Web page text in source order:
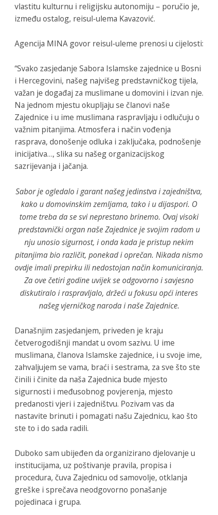
vlastitu kulturnu i religijsku autonomiju – poručio je,
između ostalog, reisul-ulema Kavazović.
Agencija MINA govor reisul-uleme prenosi u cijelosti:
“Svako zasjedanje Sabora Islamske zajednice u Bosni
i Hercegovini, našeg najvišeg predstavničkog tijela,
važan je događaj za muslimane u domovini i izvan nje.
Na jednom mjestu okupljaju se članovi naše
Zajednice i u ime muslimana raspravljaju i odlučuju o
važnim pitanjima. Atmosfera i način vođenja
rasprava, donošenje odluka i zaključaka, podnošenje
inicijativa…, slika su našeg organizacijskog
sazrijevanja i jačanja.
Sabor je ogledalo i garant našeg jedinstva i zajedništva,
kako u domovinskim zemljama, tako i u dijaspori. O
tome treba da se svi neprestano brinemo. Ovaj visoki
predstavnički organ naše Zajednice je svojim radom u
nju unosio sigurnost, i onda kada je pristup nekim
pitanjima bio različit, ponekad i oprečan. Nikada nismo
ovdje imali prepirku ili nedostojan način komuniciranja.
Za ove četiri godine uvijek se odgovorno i savjesno
diskutiralo i raspravljalo, držeći u fokusu opći interes
našeg vjerničkog naroda i naše Zajednice.
Današnjim zasjedanjem, priveden je kraju
četverogodišnji mandat u ovom sazivu. U ime
muslimana, članova Islamske zajednice, i u svoje ime,
zahvaljujem se vama, braći i sestrama, za sve što ste
činili i činite da naša Zajednica bude mjesto
sigurnosti i međusobnog povjerenja, mjesto
predanosti vjeri i zajedništvu. Pozivam vas da
nastavite brinuti i pomagati našu Zajednicu, kao što
ste to i do sada radili.
Duboko sam ubijeđen da organizirano djelovanje u
institucijama, uz poštivanje pravila, propisa i
procedura, čuva Zajednicu od samovolje, otklanja
greške i sprečava neodgovorno ponašanje
pojedinaca i grupa.